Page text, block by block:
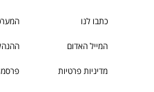
כתבו לנו
המייל האדום
מדיניות פרטיות